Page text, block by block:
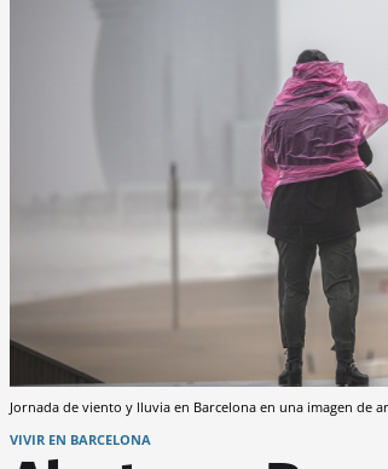
Jornada de viento y lluvia en Barcelona en una imagen de
VIVIR EN BARCELONA